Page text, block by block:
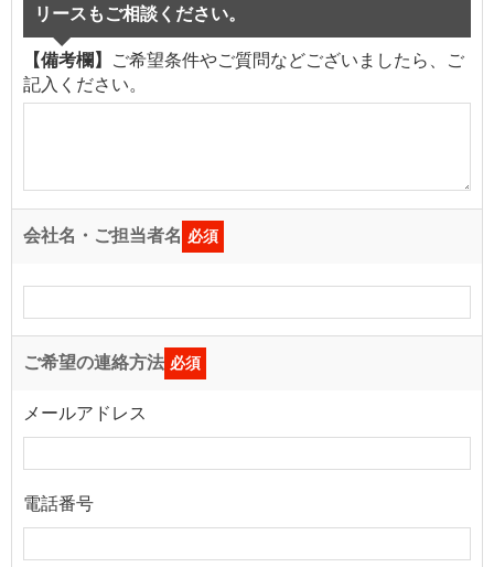
リースもご相談ください。
【備考欄】
ご希望条件やご質問などございましたら、ご
記入ください。
会社名・ご担当者名 必須
ご希望の連絡方法 必須
メールアドレス
電話番号